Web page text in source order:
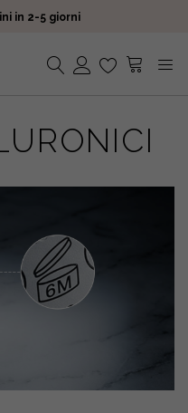
in 2-5 giorni
e spedizione gratuita
in 2-5 giorni